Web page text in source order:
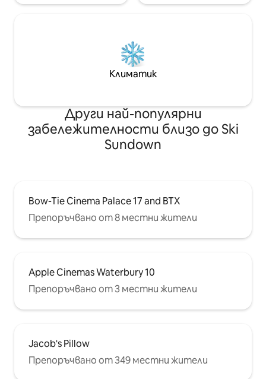
Климатик
Други най-популярни
забележителности близо до Ski
Sundown
Bow-Tie Cinema Palace 17 and BTX
Препоръчвано от 8 местни жители
Apple Cinemas Waterbury 10
Препоръчвано от 3 местни жители
Jacob's Pillow
Препоръчвано от 349 местни жители